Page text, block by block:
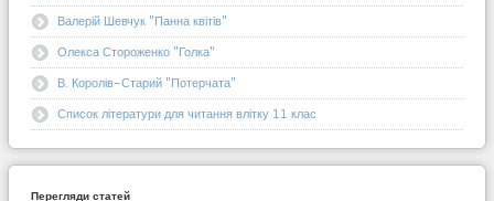
Валерій Шевчук "Панна квітів"
Олекса Стороженко "Голка"
В. Королів-Старий "Потерчата"
Список літератури для читання влітку 11 клас
Перегляди статей